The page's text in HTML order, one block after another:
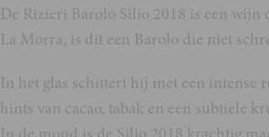
De Rizieri Barolo Silio 2018 is een wijn
La Morra, is dit een Barolo die niet
In het glas schittert hij met een intense
hints van cacao, tabak en een subtiele